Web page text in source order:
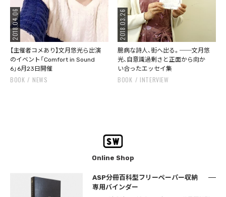
2018.04.06
【主催者コメあり】文月悠光ら出演
のイベント「Comfort in Sound
6」6月23日開催
BOOK NEWS
2018.03.26
臆病な詩人、街へ出る。──文月悠
光、自意識過剰さと正面から向か
い合ったエッセイ集
BOOK INTERVIEW
Online Shop
ASP分冊百科型フリーペーパー収納
専用バインダー